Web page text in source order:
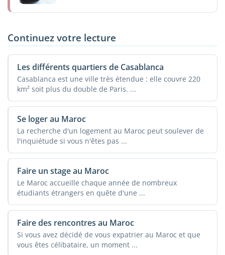
Continuez votre lecture
Les différents quartiers de Casablanca
Casablanca est une ville très étendue : elle couvre 220
km² soit plus du double de Paris. ...
Se loger au Maroc
La recherche d'un logement au Maroc peut soulever de
l'inquiétude si vous n'êtes pas ...
Faire un stage au Maroc
Le Maroc accueille chaque année de nombreux
étudiants étrangers en quête d'une ...
Faire des rencontres au Maroc
Si vous avez décidé de vous expatrier au Maroc et que
vous êtes célibataire, un moment ...